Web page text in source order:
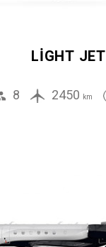
LIGHT JET
8 2450 km